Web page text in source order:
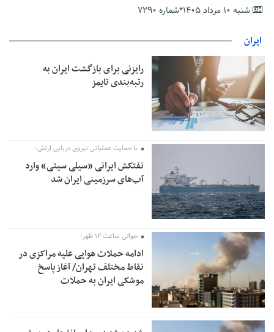
دریافت یارانه کود اقدام کنند
شنبه ۱۰ مرداد ۱۴۰۵*شماره ۷۲۹۰
ایران
رایزنی برای بازگشت ایران به
رتبه‌بندی تایمز
با حمایت عملیاتی نیروی دریایی ارتش؛
نفتکش ایرانی «سیلی سیتی» وارد
آب‌های سرزمینی ایران شد
حوالی ساعت ۱۲ ظهر؛
ادامه حملات هوایی علیه مراکزی در
نقاط مختلف تهران/ آغاز پاسخ
موشکی ایران به حملات